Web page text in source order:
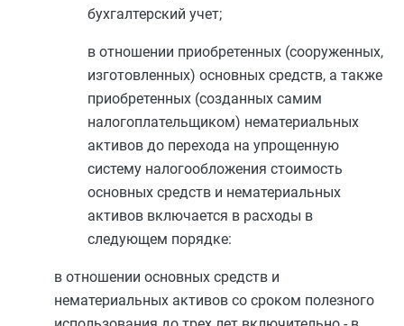
бухгалтерский учет;
в отношении приобретенных (сооруженных,
изготовленных) основных средств, а также
приобретенных (созданных самим
налогоплательщиком) нематериальных
активов до перехода на упрощенную
систему налогообложения стоимость
основных средств и нематериальных
активов включается в расходы в
следующем порядке:
в отношении основных средств и
нематериальных активов со сроком полезного